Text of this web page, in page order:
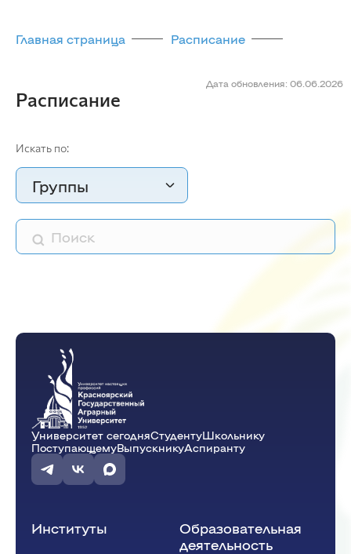
Главная страница Расписание
Дата обновления: 06.06.2026
Расписание
Искать по:
Группы
Университет сегодняСтудентуШкольнику
ПоступающемуВыпускникуАспиранту
Институты
Образовательная
деятельность